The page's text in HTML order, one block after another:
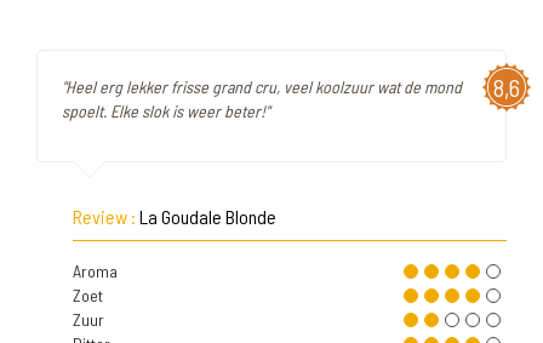
8,6
"Heel erg lekker frisse grand cru, veel koolzuur wat de mond
spoelt. Elke slok is weer beter!"
Review : La Goudale Blonde
Aroma
Zoet
Zuur